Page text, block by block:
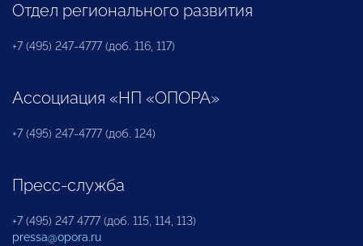
Отдел регионального развития
+7 (495) 247-4777 (доб. 116, 117)
Ассоциация «НП «ОПОРА»
+7 (495) 247-4777 (доб. 124)
Пресс-служба
+7 (495) 247 4777 (доб. 115, 114, 113)
pressa@opora.ru